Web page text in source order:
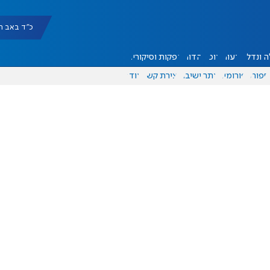
כ"ד באב תשפ"ו
ונדל"ן דעות אוכל יהדות הפקות וסיקורים
ספורט פורומים אתר ישיבה יצירת קשר עוד